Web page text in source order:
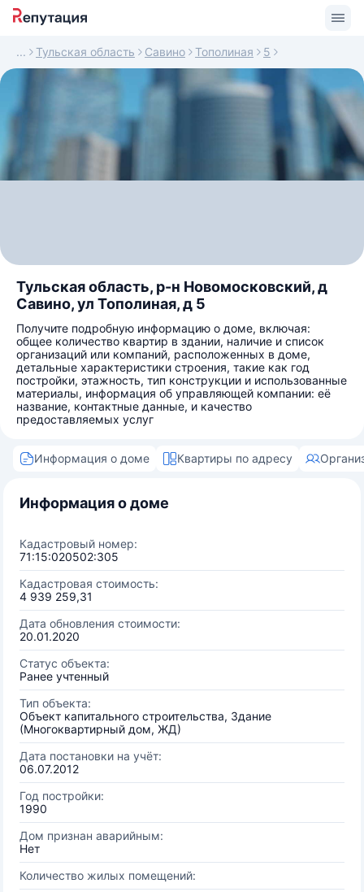
Тульская область Савино Тополиная 5
Тульская область, р-н Новомосковский, д
Савино, ул Тополиная, д 5
Получите подробную информацию о доме, включая:
общее количество квартир в здании, наличие и список
организаций или компаний, расположенных в доме,
детальные характеристики строения, такие как год
постройки, этажность, тип конструкции и использованные
материалы, информация об управляющей компании: её
название, контактные данные, и качество
предоставляемых услуг
Информация о доме Квартиры по адресу
Информация о доме
Кадастровый номер:
71:15:020502:305
Кадастровая стоимость:
4 939 259,31
Дата обновления стоимости:
20.01.2020
Статус объекта:
Ранее учтенный
Тип объекта:
Объект капитального строительства, Здание
(Многоквартирный дом, ЖД)
Дата постановки на учёт:
06.07.2012
Год постройки:
1990
Дом признан аварийным:
Нет
Количество жилых помещений: